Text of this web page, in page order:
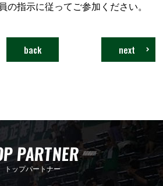
の指示に従ってご参加ください。
next
back
PARTNER
トップパートナー